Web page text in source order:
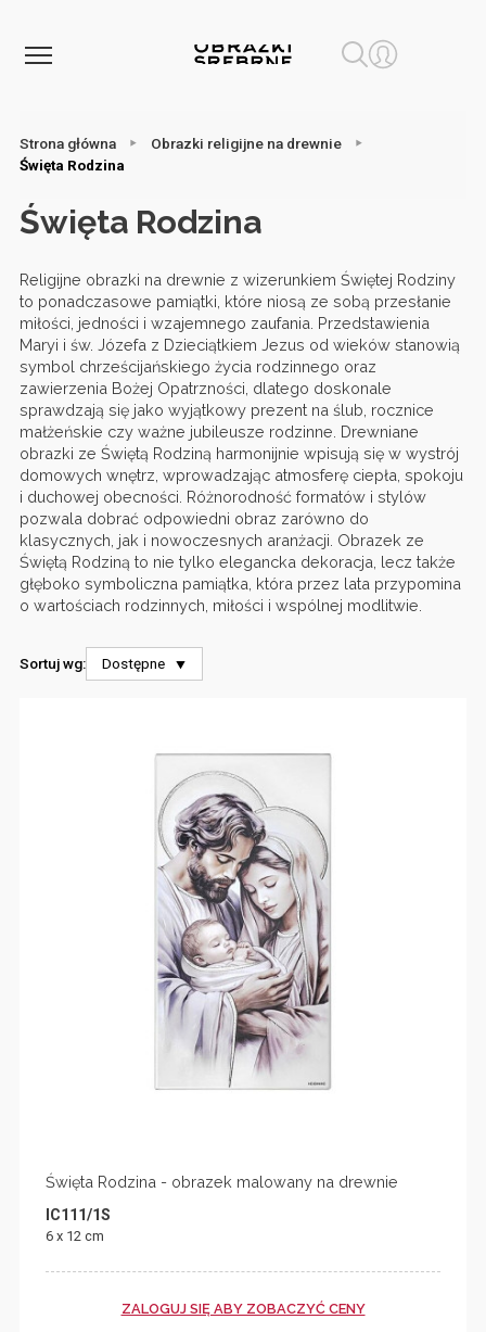
Strona główna
Obrazki religijne na drewnie
Święta Rodzina
Święta Rodzina
Religijne obrazki na drewnie z wizerunkiem Świętej Rodziny
to ponadczasowe pamiątki, które niosą ze sobą przesłanie
miłości, jedności i wzajemnego zaufania. Przedstawienia
Maryi i św. Józefa z Dzieciątkiem Jezus od wieków stanowią
symbol chrześcijańskiego życia rodzinnego oraz
zawierzenia Bożej Opatrzności, dlatego doskonale
sprawdzają się jako wyjątkowy prezent na ślub, rocznice
małżeńskie czy ważne jubileusze rodzinne. Drewniane
obrazki ze Świętą Rodziną harmonijnie wpisują się w wystrój
domowych wnętrz, wprowadzając atmosferę ciepła, spokoju
i duchowej obecności. Różnorodność formatów i stylów
pozwala dobrać odpowiedni obraz zarówno do
klasycznych, jak i nowoczesnych aranżacji. Obrazek ze
Świętą Rodziną to nie tylko elegancka dekoracja, lecz także
głęboko symboliczna pamiątka, która przez lata przypomina
o wartościach rodzinnych, miłości i wspólnej modlitwie.
Sortuj wg: Dostępne ⯆
Święta Rodzina - obrazek malowany na drewnie
IC111/1S
6 x 12 cm
ZALOGUJ SIĘ ABY ZOBACZYĆ CENY